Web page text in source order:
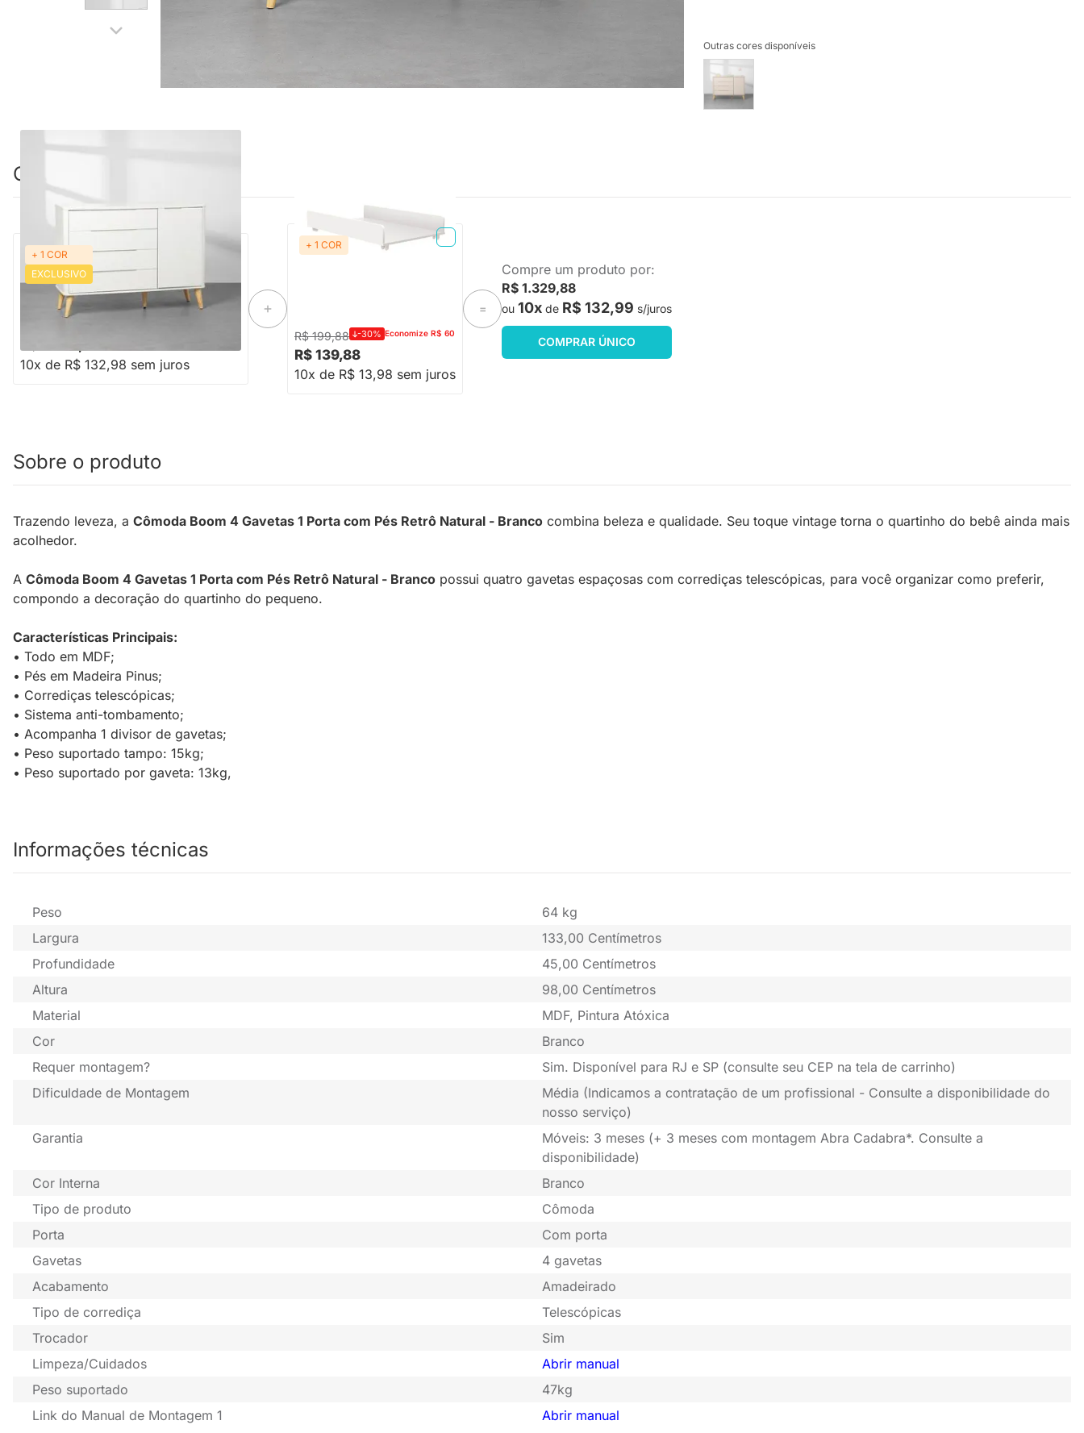
Outras cores disponíveis
Combinação perfeita
+ 1 COR
EXCLUSIVO
Cômoda Boom 4 Gavetas 1 Porta com
Pés Retrô Natural - Branco
R$ 1.329,88
10x de R$ 132,98 sem juros
+ 1 CORPRONTA ENTREGA
R$ 199,88 -30% Economize R$ 60
R$ 139,88
10x de R$ 13,98 sem juros
=
Compre um produto por:
R$ 1.329,88
ou 10x de R$ 132,99 s/juros
COMPRAR ÚNICO
Sobre o produto
Trazendo leveza, a Cômoda Boom 4 Gavetas 1 Porta com Pés Retrô Natural - Branco combina beleza e qualidade. Seu toque vintage torna o quartinho do bebê ainda mais
acolhedor.
A Cômoda Boom 4 Gavetas 1 Porta com Pés Retrô Natural - Branco possui quatro gavetas espaçosas com corrediças telescópicas, para você organizar como preferir,
compondo a decoração do quartinho do pequeno.
Características Principais:
• Todo em MDF;
• Pés em Madeira Pinus;
• Corrediças telescópicas;
• Sistema anti-tombamento;
• Acompanha 1 divisor de gavetas;
• Peso suportado tampo: 15kg;
• Peso suportado por gaveta: 13kg,
Informações técnicas
Peso
64 kg
Largura
133,00 Centímetros
Profundidade
45,00 Centímetros
Altura
98,00 Centímetros
Material
MDF, Pintura Atóxica
Cor
Branco
Requer montagem?
Sim. Disponível para RJ e SP (consulte seu CEP na tela de carrinho)
Dificuldade de Montagem
Média (Indicamos a contratação de um profissional - Consulte a disponibilidade do
nosso serviço)
Garantia
Móveis: 3 meses (+ 3 meses com montagem Abra Cadabra*. Consulte a
disponibilidade)
Cor Interna
Branco
Tipo de produto
Cômoda
Porta
Com porta
Gavetas
4 gavetas
Acabamento
Amadeirado
Tipo de corrediça
Telescópicas
Trocador
Sim
Limpeza/Cuidados
Abrir manual
Peso suportado
47kg
Link do Manual de Montagem 1
Abrir manual